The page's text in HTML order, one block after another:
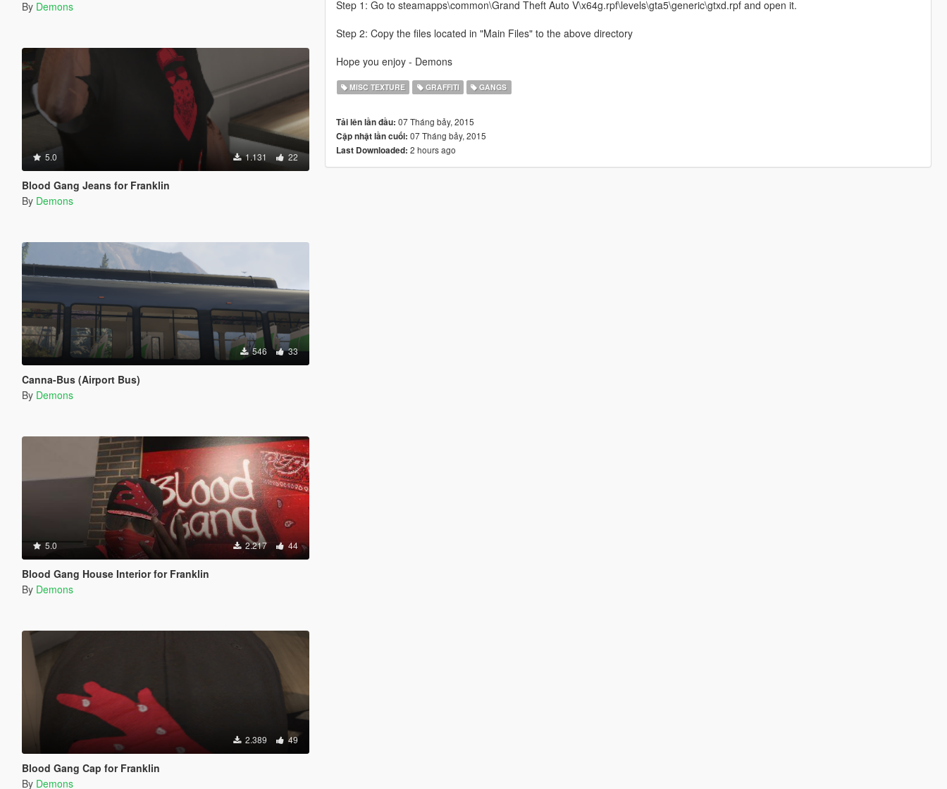
By Demons
5.0 1.131 22
Blood Gang Jeans for Franklin
By Demons
546 33
Canna-Bus (Airport Bus)
By Demons
5.0 2.217 44
Blood Gang House Interior for Franklin
By Demons
2.389 49
Blood Gang Cap for Franklin
By Demons
Step 1: Go to steamapps\common\Grand Theft Auto V\x64g.rpf\levels\gta5\generic\gtxd.rpf and open it.
Step 2: Copy the files located in "Main Files" to the above directory
Hope you enjoy - Demons
MISC TEXTURE GRAFFITI GANGS
Tải lên lần đầu: 07 Tháng bảy, 2015
Cập nhật lần cuối: 07 Tháng bảy, 2015
Last Downloaded: 2 hours ago